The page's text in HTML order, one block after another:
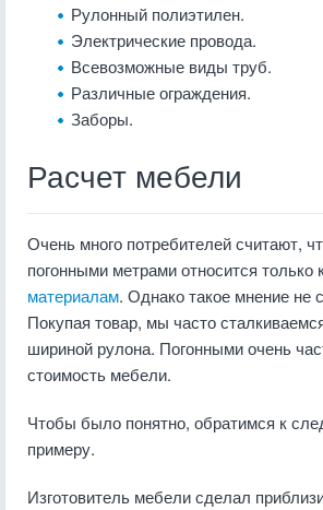
Рулонный полиэтилен.
Электрические провода.
Всевозможные виды труб.
Различные ограждения.
Заборы.
Расчет мебели
Очень много потребителей считают,
погонными метрами относится только
материалам. Однако такое мнение не
Покупая товар, мы часто
шириной рулона. Погонными очень
стоимость мебели.
Чтобы было понятно, обратимся к
примеру.
Изготовитель мебели сделал